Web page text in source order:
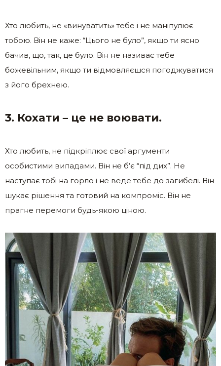
Хто любить, не «винуватить» тебе і не маніпулює
тобою. Він не каже: “Цього не було”, якщо ти ясно
бачив, що, так, це було. Він не називає тебе
божевільним, якщо ти відмовляєшся погоджуватися
з його брехнею.
3. Кохати – це не воювати.
Хто любить, не підкріплює свої аргументи
особистими випадами. Він не б’є “під дих”. Не
наступає тобі на горло і не веде тебе до загибелі. Він
шукає рішення та готовий на компроміс. Він не
прагне перемоги будь-якою ціною.